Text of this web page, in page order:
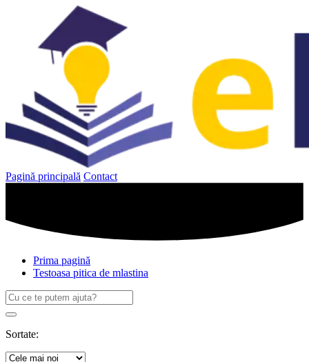
Pagină principală Contact
Prima pagină
Testoasa pitica de mlastina
Caută
după:
Search
Sortate: